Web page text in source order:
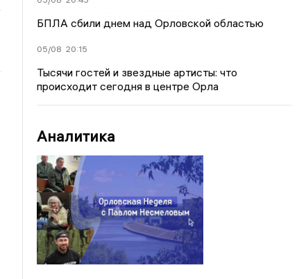
БПЛА сбили днем над Орловской областью
05/08 20:15
Тысячи гостей и звездные артисты: что
происходит сегодня в центре Орла
Аналитика